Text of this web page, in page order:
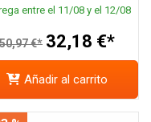
entre el 11/08 y el 12/08
50,97 €* 32,18 €*
Añadir al carrito